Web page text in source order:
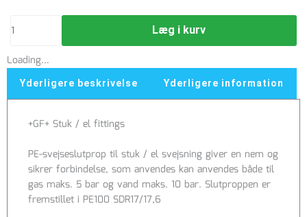
mm
slutprop,
PN10
SDR17
Læg i kurv
Loading...
Yderligere beskrivelse Yderligere information
+GF+ Stuk / el fittings
PE-svejseslutprop til stuk / el svejsning giver en nem og
sikrer forbindelse, som anvendes kan anvendes både til
gas maks. 5 bar og vand maks. 10 bar. Slutproppen er
fremstillet i PE100 SDR17/17,6